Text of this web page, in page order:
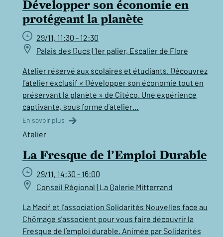
Développer son économie en
protégeant la planète
29/11, 11:30 - 12:30
Palais des Ducs | 1er palier, Escalier de Flore
Atelier réservé aux scolaires et étudiants. Découvrez
l’atelier exclusif « Développer son économie tout en
préservant la planète » de Citéco. Une expérience
captivante, sous forme d’atelier…
En savoir plus
Atelier
La Fresque de l’Emploi Durable
29/11, 14:30 - 16:00
Conseil Régional | La Galerie Mitterrand
La Macif et l’association Solidarités Nouvelles face au
Chômage s’associent pour vous faire découvrir la
Fresque de l’emploi durable. Animée par Solidarités